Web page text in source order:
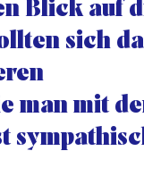
Blick auf
sich
man mit